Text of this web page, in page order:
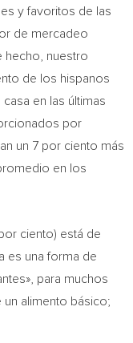
y favoritos de las
de mercadeo
hecho, nuestro
de los hispanos
en las últimas
por
un 7 por ciento más
en los
ciento) está de
es una forma de
para muchos
alimento básico;